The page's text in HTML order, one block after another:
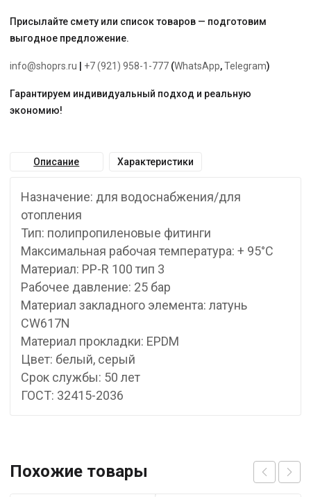
Присылайте смету или список товаров — подготовим
выгодное предложение.
info@shoprs.ru +7 (921) 958-1-777 (WhatsApp,Telegram)
Гарантируем индивидуальный подход и реальную
экономию!
Описание Характеристики
Назначение: для водоснабжения/для
отопления
Тип: полипропиленовые фитинги
Максимальная рабочая температура: + 95°С
Материал: PP-R 100 тип 3
Рабочее давление: 25 бар
Материал закладного элемента: латунь
CW617N
Материал прокладки: EPDM
Цвет: белый, серый
Срок службы: 50 лет
ГОСТ: 32415-2036
Похожие товары